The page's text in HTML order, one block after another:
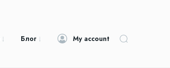
Блог My account